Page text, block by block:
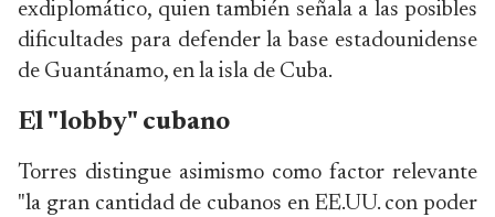
exdiplomático, quien también señala a las posibles
dificultades para defender la base estadounidense
de Guantánamo, en la isla de Cuba.
El "lobby" cubano
Torres distingue asimismo como factor relevante
"la gran cantidad de cubanos en EE.UU. con poder